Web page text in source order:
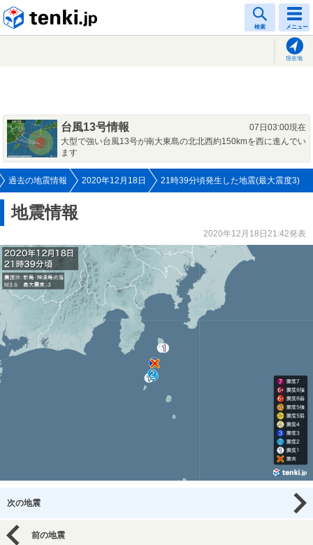
検索 メニュー
現在地
台風13号情報
07日03:00現在
大型で強い台風13号が南大東島の北北西約150kmを西に進んでい
ます
過去の地震情報 2020年12月18日 21時39分頃発生した地震(最大震度3)
地震情報
2020年12月18日21:42発表
次の地震
前の地震